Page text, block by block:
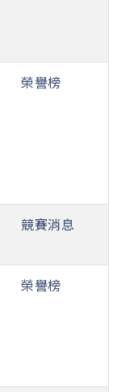
榮譽榜
競賽消息
榮譽榜